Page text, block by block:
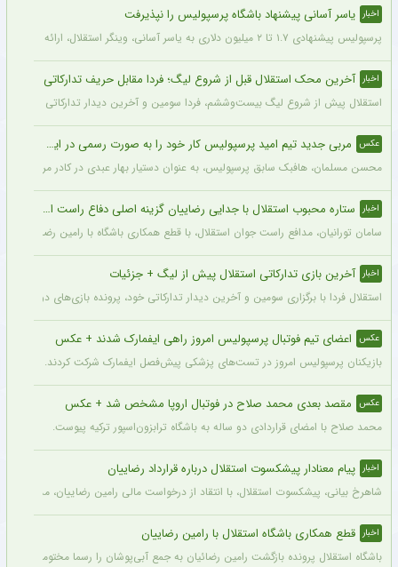
اخبار یاسر آسانی پیشنهاد باشگاه پرسپولیس را نپذیرفت
پرسپولیس پیشنهادی ۱.۷ تا ۲ میلیون دلاری به یاسر آسانی، وینگر استقلال، ارائه کرد، اما او نپذیرفت. آسانی تأکید کرد در فوتبال ایران فقط برای استقلال بازی خواهد کرد.
اخبار آخرین محک استقلال قبل از شروع لیگ؛ فردا مقابل حریف تدارکاتی
استقلال پیش از شروع لیگ بیست‌وششم، فردا سومین و آخرین دیدار تدارکاتی خود را
عکس مربی جدید تیم امید پرسپولیس کار خود را به صورت رسمی در این باشگاه آغاز کرد + عکس
محسن مسلمان، هافبک سابق پرسپولیس، به عنوان دستیار بهار عبدی در کادر مربیگری
اخبار ستاره محبوب استقلال با جدایی رضاییان گزینه اصلی دفاع راست این تیم
سامان تورانیان، مدافع راست جوان استقلال، با قطع همکاری باشگاه با رامین رضاییان،
اخبار آخرین بازی تدارکاتی استقلال پیش از لیگ + جزئیات
استقلال فردا با برگزاری سومین و آخرین دیدار تدارکاتی خود، پرونده بازی‌های
عکس اعضای تیم فوتبال پرسپولیس امروز راهی ایفمارک شدند + عکس
بازیکنان پرسپولیس امروز در تست‌های پزشکی پیش‌فصل ایفمارک شرکت کردند. این
عکس مقصد بعدی محمد صلاح در فوتبال اروپا مشخص شد + عکس
محمد صلاح با امضای قراردادی دو ساله به باشگاه ترابزون‌اسپور ترکیه پیوست.
اخبار پیام معنادار پیشکسوت استقلال درباره قرارداد رضاییان
شاهرخ بیانی، پیشکسوت استقلال، با انتقاد از درخواست مالی رامین رضاییان، مدعی
اخبار قطع همکاری باشگاه استقلال با رامین رضاییان
باشگاه استقلال پرونده بازگشت رامین رضائیان به جمع آبی‌پوشان را رسما مختومه اعلام